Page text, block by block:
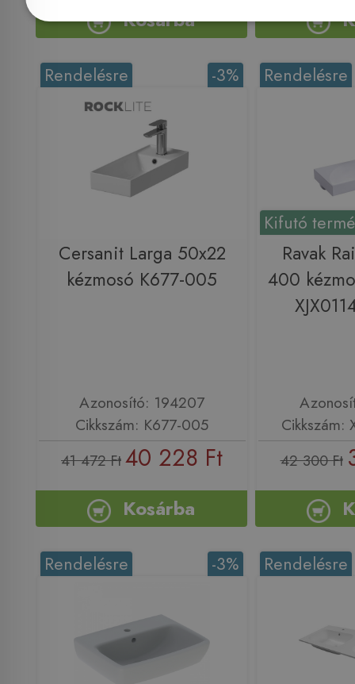
Kosárba
-3%
Rendelésre
Cersanit Larga 50x22
kézmosó K677-005
Azonosító: 194207
Cikkszám: K677-005
41 472 Ft40 228 Ft
Kosárba
Kifutó
Rendelésre
Ravak
400
Cikkszám:
42 300 Ft
-3%
Rendelésre Rendelésre